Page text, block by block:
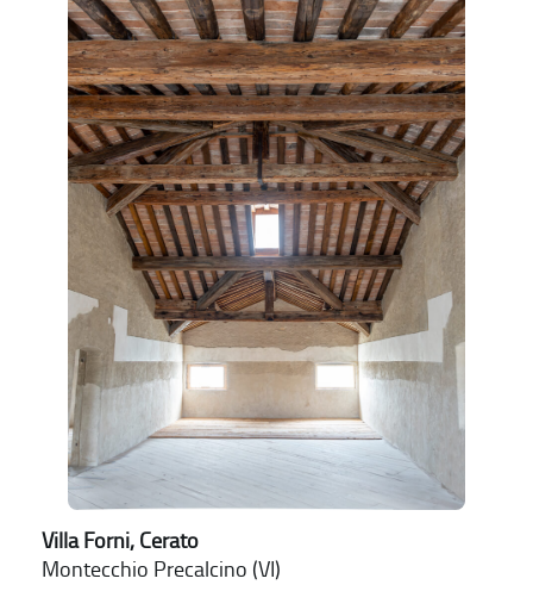
Villa Forni, Cerato
Montecchio Precalcino (VI)